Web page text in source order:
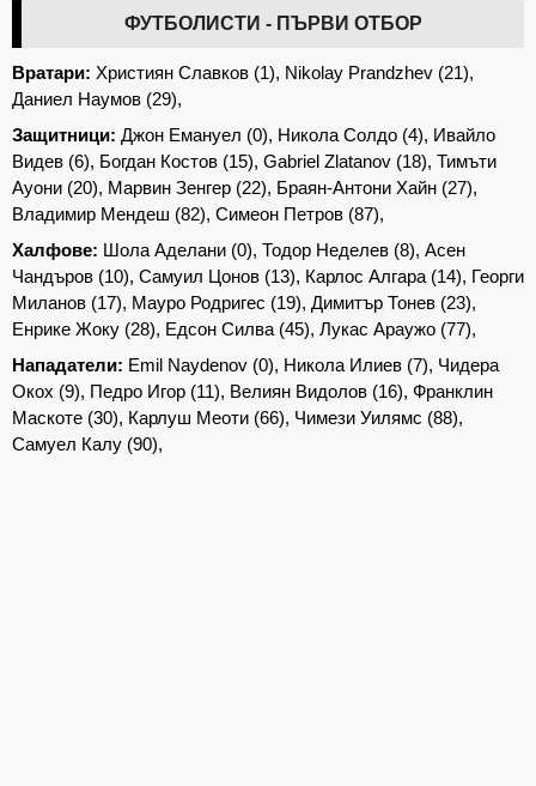
ФУТБОЛИСТИ - ПЪРВИ ОТБОР
Вратари: Християн Славков (1), Nikolay Prandzhev (21),
Даниел Наумов (29),
Защитници: Джон Емануел (0), Никола Солдо (4), Ивайло
Видев (6), Богдан Костов (15), Gabriel Zlatanov (18), Тимъти
Ауони (20), Марвин Зенгер (22), Браян-Антони Хайн (27),
Владимир Мендеш (82), Симеон Петров (87),
Халфове: Шола Аделани (0), Тодор Неделев (8), Асен
Чандъров (10), Самуил Цонов (13), Карлос Алгара (14), Георги
Миланов (17), Мауро Родригес (19), Димитър Тонев (23),
Енрике Жоку (28), Едсон Силва (45), Лукас Араужо (77),
Нападатели: Emil Naydenov (0), Никола Илиев (7), Чидера
Окох (9), Педро Игор (11), Велиян Видолов (16), Франклин
Маскоте (30), Карлуш Меоти (66), Чимези Уилямс (88),
Самуел Калу (90),